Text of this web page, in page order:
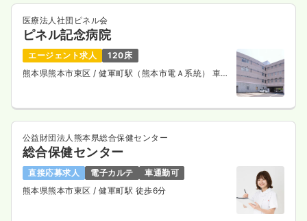
訪問診療正看護師
日勤のみ（常勤） 一時募集休止
土日祝休み
オンコールあり 月給27万円以上可
気になる
医療法人社団ピネル会
ピネル記念病院
エージェント求人
120床
熊本県熊本市東区/ 健軍町駅（熊本市電Ａ系統） 車
公益財団法人熊本県総合保健センター
総合保健センター
直接応募求人 電子カルテ
車通勤可
熊本県熊本市東区/ 健軍町駅 徒歩6分